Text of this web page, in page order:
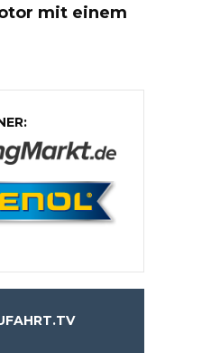
mit einem